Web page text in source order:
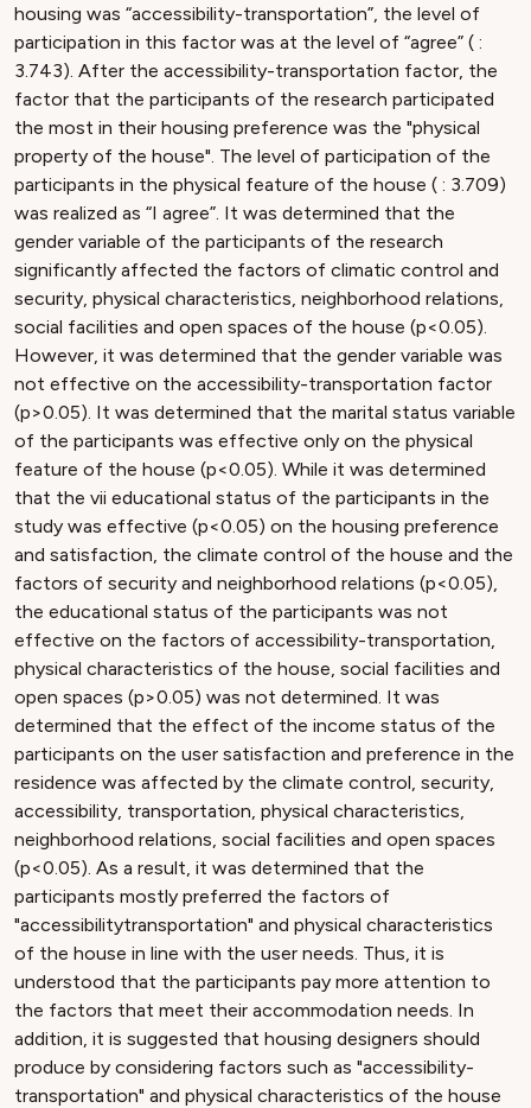
housing was “accessibility-transportation”, the level of
participation in this factor was at the level of “agree” ( :
3.743). After the accessibility-transportation factor, the
factor that the participants of the research participated
the most in their housing preference was the "physical
property of the house". The level of participation of the
participants in the physical feature of the house ( : 3.709)
was realized as “I agree”. It was determined that the
gender variable of the participants of the research
significantly affected the factors of climatic control and
security, physical characteristics, neighborhood relations,
social facilities and open spaces of the house (p<0.05).
However, it was determined that the gender variable was
not effective on the accessibility-transportation factor
(p>0.05). It was determined that the marital status variable
of the participants was effective only on the physical
feature of the house (p<0.05). While it was determined
that the vii educational status of the participants in the
study was effective (p<0.05) on the housing preference
and satisfaction, the climate control of the house and the
factors of security and neighborhood relations (p<0.05),
the educational status of the participants was not
effective on the factors of accessibility-transportation,
physical characteristics of the house, social facilities and
open spaces (p>0.05) was not determined. It was
determined that the effect of the income status of the
participants on the user satisfaction and preference in the
residence was affected by the climate control, security,
accessibility, transportation, physical characteristics,
neighborhood relations, social facilities and open spaces
(p<0.05). As a result, it was determined that the
participants mostly preferred the factors of
"accessibilitytransportation" and physical characteristics
of the house in line with the user needs. Thus, it is
understood that the participants pay more attention to
the factors that meet their accommodation needs. In
addition, it is suggested that housing designers should
produce by considering factors such as "accessibility-
transportation" and physical characteristics of the house